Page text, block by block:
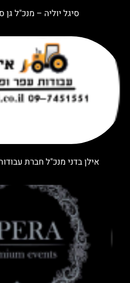
סיגל יוליה – מנכ"ל גן
אילן בדני מנכ"ל חברת